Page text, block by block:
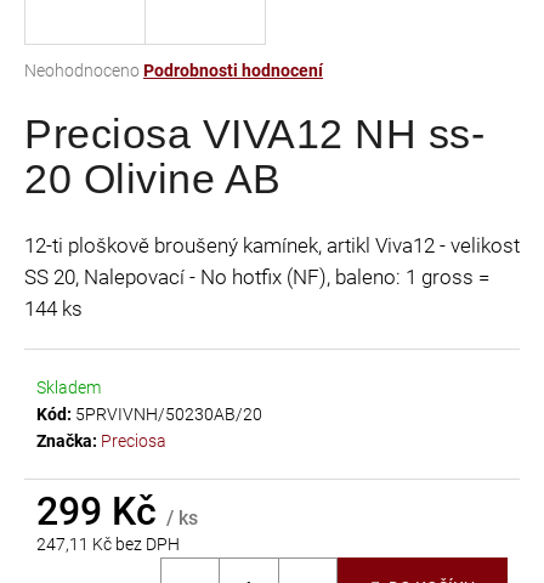
Průměrné
produktu
je
0,0
hvězdiček.
NeohodnocenoPodrobnosti hodnocení
Preciosa VIVA12 NH ss-
20 Olivine AB
12-ti ploškově broušený kamínek, artikl Viva12 - velikost
SS 20, Nalepovací - No hotfix (NF), baleno: 1 gross =
144 ks
Skladem
Kód: 5PRVIVNH/50230AB/20
Značka: Preciosa
299 Kč / ks
247,11 Kč bez DPH
j
t
?
HLEDAT
D
o
p
u